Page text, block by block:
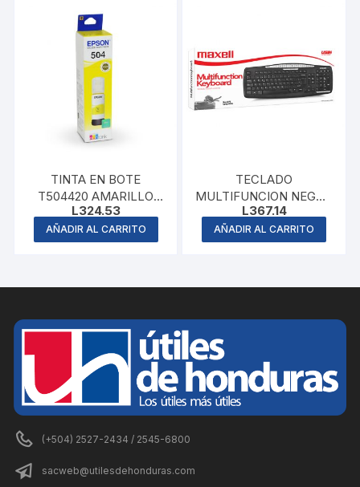
TINTA EN BOTE
T504420 AMARILLO
EPSON
L324.53
AÑADIR AL CARRITO
TECLADO
MULTIFUNCION NEGRO
MAXELL
L367.14
AÑADIR AL CARRITO
(+504) 2527-2434 / 2545-6800
sacweb@utilesdehonduras.com